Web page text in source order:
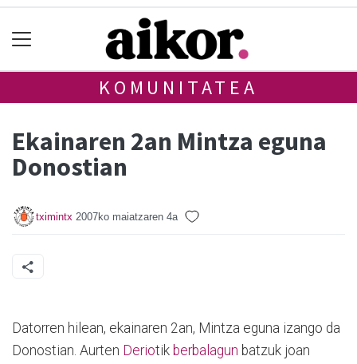
KOMUNITATEA
Ekainaren 2an Mintza eguna
Donostian
tximintx 2007ko maiatzaren 4a
Datorren hilean, ekainaren 2an, Mintza eguna izango da
Donostian. Aurten Deriotik berbalagun batzuk joan